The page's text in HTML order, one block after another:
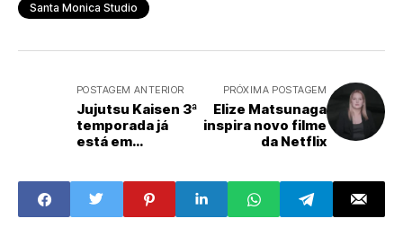
Santa Monica Studio
POSTAGEM ANTERIOR
Jujutsu Kaisen 3ª
temporada já
está em
PRÓXIMA POSTAGEM
Elize Matsunaga
inspira novo filme
da Netflix